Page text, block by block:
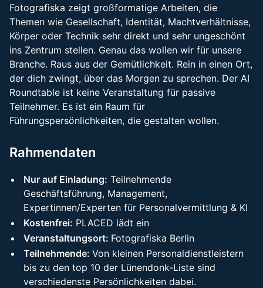
Fotografiska zeigt großformatige Arbeiten, die
Themen wie Gesellschaft, Identität, Machtverhältnisse,
Körper oder Technik sehr direkt und sehr ungeschönt
ins Zentrum stellen. Genau das wollen wir für unsere
Branche. Raus aus der Gemütlichkeit. Rein in einen Ort,
der dich zwingt, über das Morgen zu sprechen. Der AI
Roundtable ist keine Veranstaltung für passive
Teilnehmer. Es ist ein Raum für
Führungspersönlichkeiten, die gestalten wollen.
Rahmendaten
Nur auf Einladung: Teilnehmende
Geschäftsführung, Management,
Expertinnen/Experten für Personalvermittlung & KI
Kostenfrei: PLACED lädt ein
Veranstaltungsort: Fotografiska Berlin
Teilnehmende: Von kleinen Personaldienstleistern
bis zu den top 10 der Lünendonk-Liste sind
verschiedenste Persönlichkeiten dabei.